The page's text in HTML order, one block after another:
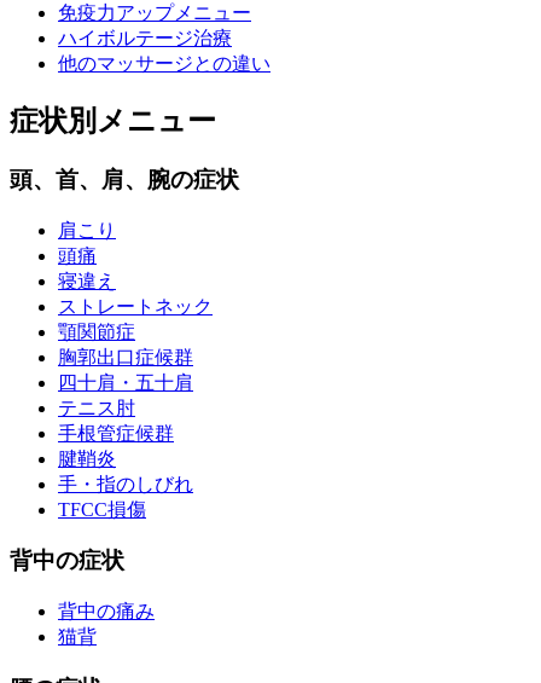
免疫力アップメニュー
ハイボルテージ治療
他のマッサージとの違い
症状別メニュー
頭、首、肩、腕の症状
肩こり
頭痛
寝違え
ストレートネック
顎関節症
胸郭出口症候群
四十肩・五十肩
テニス肘
手根管症候群
腱鞘炎
手・指のしびれ
TFCC損傷
背中の症状
背中の痛み
猫背